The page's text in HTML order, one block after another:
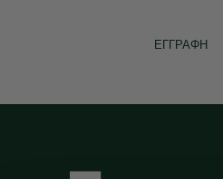
ΕΓΓΡΑΦΗ